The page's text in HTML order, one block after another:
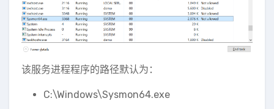
该服务进程程序的路径默认为：
C:\Windows\Sysmon64.exe